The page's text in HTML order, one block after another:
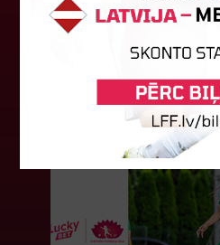
Ceturtdienas vakarā savas
Konferences līgas
aizvadīja divi Latvijas klubi.
0:2 zaudēja Čehijas